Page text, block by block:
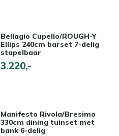
Bellagio Cupello/ROUGH-Y
Ellips 240cm barset 7-delig
stapelbaar
3.220,-
Manifesto Rivola/Bresimo
330cm dining tuinset met
bank 6-delig